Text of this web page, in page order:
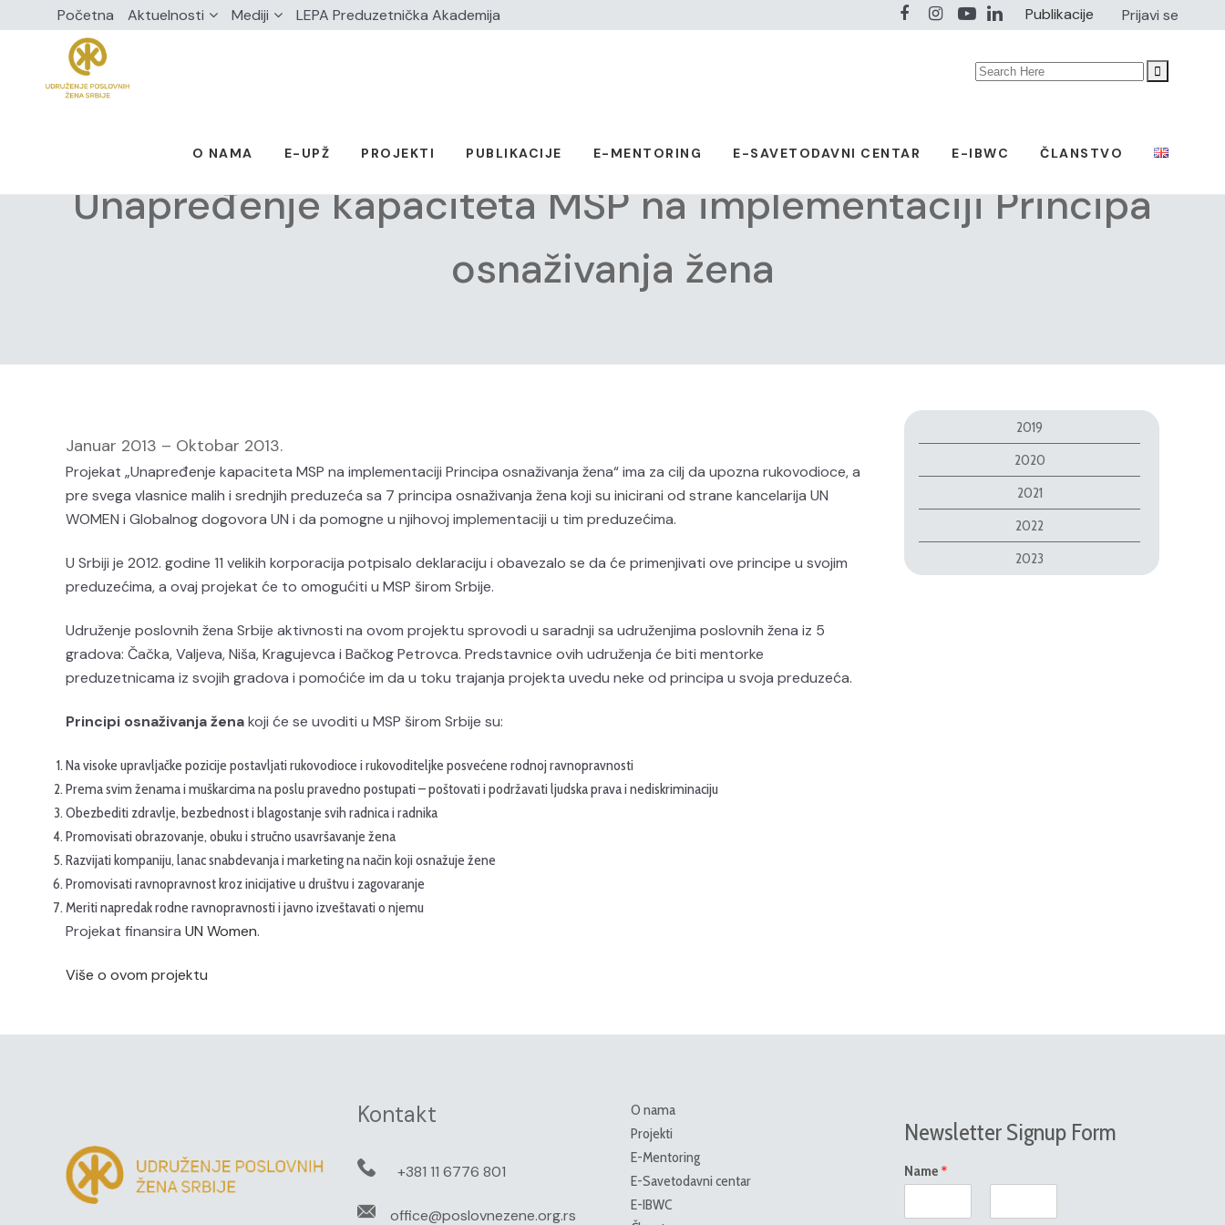
Početna Aktuelnosti Mediji LEPA Preduzetnička Akademija Publikacije Prijavi se
Search
O NAMA E-UPŽ PROJEKTI PUBLIKACIJE E-MENTORING E-SAVETODAVNI CENTAR E-IBWC ČLANSTVO
Unapređenje kapaciteta MSP na implementaciji Principa
osnaživanja žena
Januar 2013 – Oktobar 2013.
Projekat „Unapređenje kapaciteta MSP na implementaciji Principa osnaživanja žena“ ima za cilj da upozna rukovodioce, a
pre svega vlasnice malih i srednjih preduzeća sa 7 principa osnaživanja žena koji su inicirani od strane kancelarija UN
WOMEN i Globalnog dogovora UN i da pomogne u njihovoj implementaciji u tim preduzećima.
U Srbiji je 2012. godine 11 velikih korporacija potpisalo deklaraciju i obavezalo se da će primenjivati ove principe u svojim
preduzećima, a ovaj projekat će to omogućiti u MSP širom Srbije.
Udruženje poslovnih žena Srbije aktivnosti na ovom projektu sprovodi u saradnji sa udruženjima poslovnih žena iz 5
gradova: Čačka, Valjeva, Niša, Kragujevca i Bačkog Petrovca. Predstavnice ovih udruženja će biti mentorke
preduzetnicama iz svojih gradova i pomoćiće im da u toku trajanja projekta uvedu neke od principa u svoja preduzeća.
Principi osnaživanja ženakoji će se uvoditi u MSP širom Srbije su:
Na visoke upravljačke pozicije postavljati rukovodioce i rukovoditeljke posvećene rodnoj ravnopravnosti
Prema svim ženama i muškarcima na poslu pravedno postupati – poštovati i podržavati ljudska prava i nediskriminaciju
Obezbediti zdravlje, bezbednost i blagostanje svih radnica i radnika
Promovisati obrazovanje, obuku i stručno usavršavanje žena
Razvijati kompaniju, lanac snabdevanja i marketing na način koji osnažuje žene
Promovisati ravnopravnost kroz inicijative u društvu i zagovaranje
Meriti napredak rodne ravnopravnosti i javno izveštavati o njemu
Projekat finansira UN Women.
Više o ovom projektu
2019
2020
2021
2022
2023
Kontakt
+381 11 6776 801
office@poslovnezene.org.rs
O nama
Projekti
E-Mentoring
E-Savetodavni centar
E-IBWC
Newsletter Signup Form
Name *